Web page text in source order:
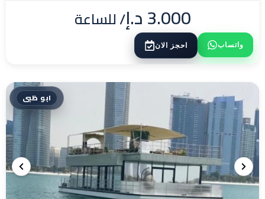
3.000د.إ/ للساعة
واتساب احجز الان
ابو ظبى